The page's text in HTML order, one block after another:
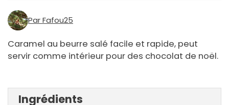
Par Fafou25
Caramel au beurre salé facile et rapide, peut
servir comme intérieur pour des chocolat de noël.
Ingrédients